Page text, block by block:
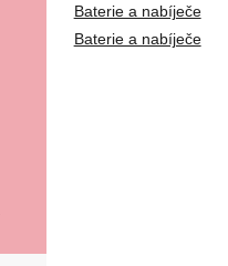
Baterie a nabíječe
Baterie a nabíječe